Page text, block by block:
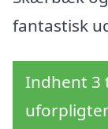
fantastisk
Indhent 3